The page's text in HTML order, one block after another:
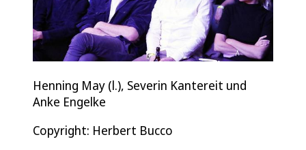
Henning May (l.), Severin Kantereit und
Anke Engelke
Copyright: Herbert Bucco